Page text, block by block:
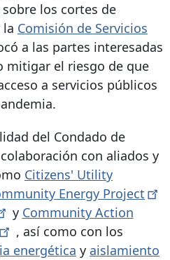
los cortes de
Comisión de Servicios
a las partes interesadas
mitigar el riesgo de que
a servicios públicos
del Condado de
con aliados y
Citizens' Utility
Energy Project
y Community Action
, así como con los
energética y aislamiento